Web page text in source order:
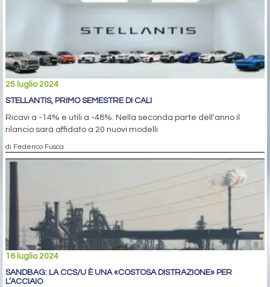
25 luglio 2024
STELLANTIS, PRIMO SEMESTRE DI CALI
Ricavi a -14% e utili a -48%. Nella seconda parte dell'anno il
rilancio sarà affidato a 20 nuovi modelli
di Federico Fusca
16 luglio 2024
SANDBAG: LA CCS/U È UNA «COSTOSA DISTRAZIONE» PER
L’ACCIAIO